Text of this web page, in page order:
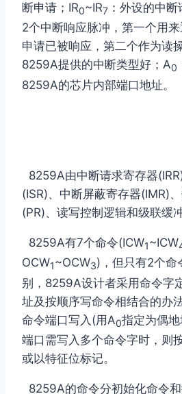
断申请；IR0~IR7 ：外设的中断
2个中断响应脉冲，第一个用
申请已被响应，第二个作为读
8259A提供的中断类型好；A0
8259A的芯片内部端口地址。
8259A由中断请求寄存器
(ISR)、中断屏蔽寄存器(IMR)
(PR)、读写控制逻辑和级联缓
8259A有7个命令(ICW1~ICW
OCW1~OCW3)，但只有2个命
别，8259A设计者采用命令字
址及按顺序写命令相结合的办
命令端口写入(用A0指定为偶
端口需写入多个命令字时，则
或以特征位标记。
8259A的命令分初始化命令